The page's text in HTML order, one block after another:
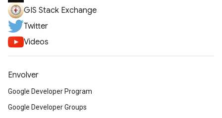
GIS Stack Exchange
Twitter
Videos
Envolver
Google Developer Program
Google Developer Groups